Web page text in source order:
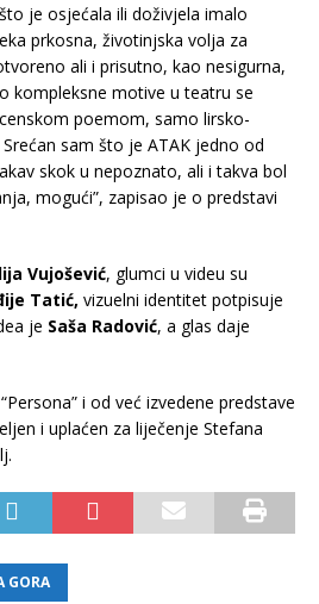
je osjećala ili doživjela imalo
prkosna, životinjska volja za
ali i prisutno, kao nesigurna,
kompleksne motive u teatru se
poemom, samo lirsko-
sam što je ATAK jedno od
skok u nepoznato, ali i takva bol
mogući”, zapisao je o predstavi
Vujošević, glumci u videu su
Tatić, vizuelni identitet potpisuje
je Saša Radović, a glas daje
i od već izvedene predstave
i uplaćen za liječenje Stefana
GORA